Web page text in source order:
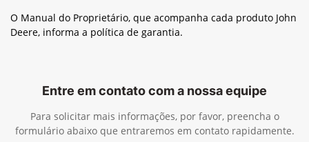
O Manual do Proprietário, que acompanha cada produto John
Deere, informa a política de garantia.
Entre em contato com a nossa equipe
Para solicitar mais informações, por favor, preencha o
formulário abaixo que entraremos em contato rapidamente.